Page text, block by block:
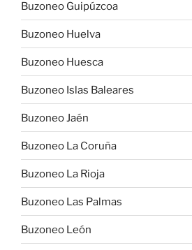
Buzoneo Guipúzcoa
Buzoneo Huelva
Buzoneo Huesca
Buzoneo Islas Baleares
Buzoneo Jaén
Buzoneo La Coruña
Buzoneo La Rioja
Buzoneo Las Palmas
Buzoneo León